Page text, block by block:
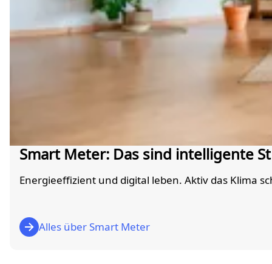
Smart Meter: Das sind intelligente
Energieeffizient und digital leben. Aktiv das Klima
Alles über Smart Meter